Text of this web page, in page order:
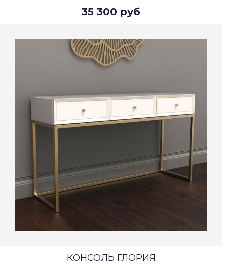
35 300 руб
КОНСОЛЬ ГЛОРИЯ